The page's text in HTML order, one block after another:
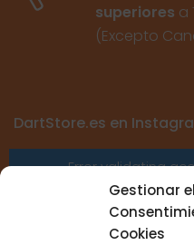
Gestionar el
Cookies
superiores a
(Excepto
DartStore.es en
Error validating
Sessions for the
because the user